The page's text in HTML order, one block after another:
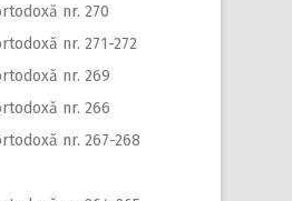
nr. 270
nr. 271-272
nr. 269
nr. 266
nr. 267-268